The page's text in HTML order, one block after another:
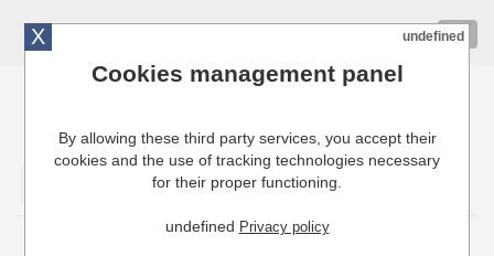
Cuisinresto: Ustensiles de cuisine pour professionnels
X undefined
Cookies management panel
By allowing these third party services, you accept their
cookies and the use of tracking technologies necessary
for their proper functioning.
undefined Privacy policy